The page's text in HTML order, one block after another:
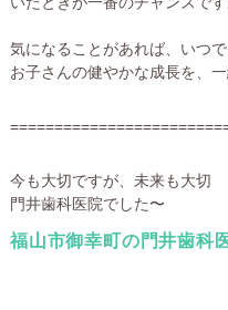
気になることがあれば、いつ
お子さんの健やかな成長を、
今も大切ですが、未来も大切
門井歯科医院でした〜
福山市御幸町の門井歯科